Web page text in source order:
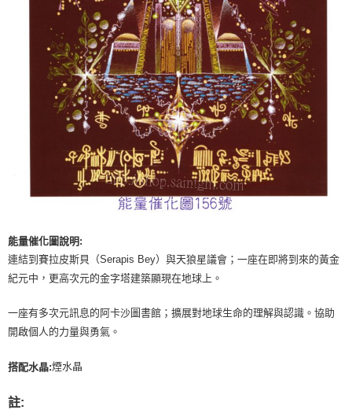
能量催化圖說明:
連結到賽拉皮斯貝（Serapis Bey）與天狼星議會；一座在即將到來的黃金
紀元中，更高次元的金字塔建築顯現在地球上。
一座有多次元訊息的阿卡沙圖書館；擴展對地球生命的理解與認識。協助
開啟個人的力量與勇氣。
搭配水晶:煙水晶
註: